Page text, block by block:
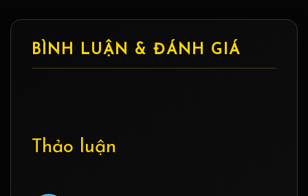
BÌNH LUẬN & ĐÁNH GIÁ
Thảo luận